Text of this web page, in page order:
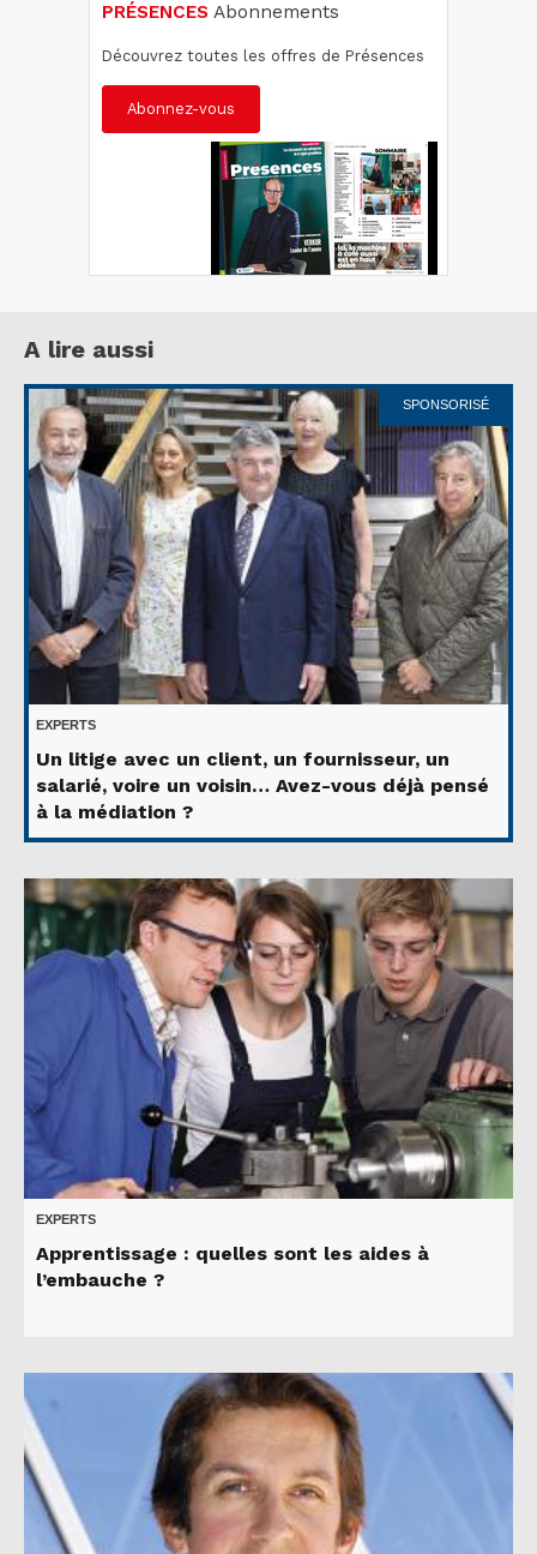
PRÉSENCES Abonnements
Découvrez toutes les offres de Présences
Abonnez-vous
A lire aussi
SPONSORISÉ
EXPERTS
Un litige avec un client, un fournisseur, un
salarié, voire un voisin… Avez-vous déjà pensé
à la médiation ?
EXPERTS
Apprentissage : quelles sont les aides à
l’embauche ?